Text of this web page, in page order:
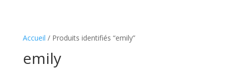
Accueil / Produits identifiés “emily”
emily